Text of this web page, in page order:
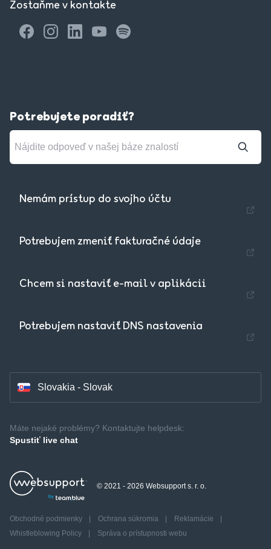
Zostaňme v kontakte
Potrebujete poradiť?
Nemám prístup do svojho účtu
Potrebujem zmeniť fakturačné údaje
Chcem si nastaviť e-mail v aplikácii
Potrebujem nastaviť DNS nastavenia
Slovakia - Slovak
Máte nejaké problémy? Kontaktujte helpdesk:
Spustiť live chat
© 2021 - 2026 Websupport s. r. o.
Obchodné podmienky Ochrana súkromia Reklamácie
Whistleblowing Policy
Správa o prístupnosti webu